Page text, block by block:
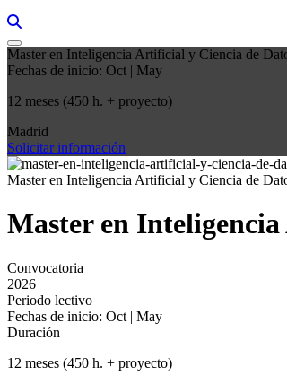
Master en Inteligencia Artificial y Ciencia de
Fechas de inicio: Oct | May
12 meses (450 h. + proyecto)
Madrid
Solicitar información
Master en Inteligencia Artificial y Ciencia de
Master en
Convocatoria
2026
Periodo lectivo
Fechas de inicio: Oct | May
Duración
12 meses (450 h. + proyecto)